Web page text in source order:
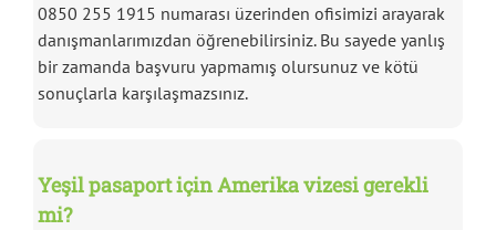
0850 255 1915 numarası üzerinden ofisimizi arayarak
danışmanlarımızdan öğrenebilirsiniz. Bu sayede yanlış
bir zamanda başvuru yapmamış olursunuz ve kötü
sonuçlarla karşılaşmazsınız.
Yeşil pasaport için Amerika vizesi gerekli
mi?